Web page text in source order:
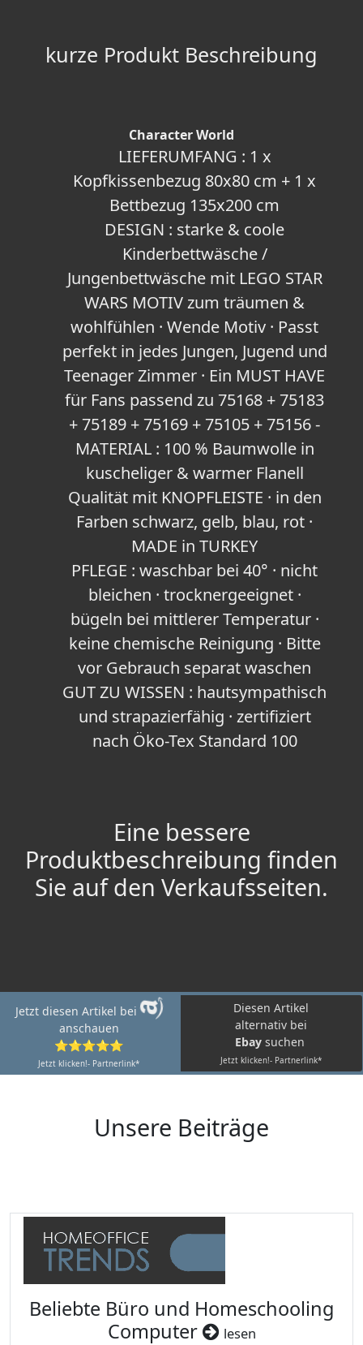
kurze Produkt Beschreibung
Character World
LIEFERUMFANG : 1 x
Kopfkissenbezug 80x80 cm + 1 x
Bettbezug 135x200 cm
DESIGN : starke & coole
Kinderbettwäsche /
Jungenbettwäsche mit LEGO STAR
WARS MOTIV zum träumen &
wohlfühlen · Wende Motiv · Passt
perfekt in jedes Jungen, Jugend und
Teenager Zimmer · Ein MUST HAVE
für Fans passend zu 75168 + 75183
+ 75189 + 75169 + 75105 + 75156 -
MATERIAL : 100 % Baumwolle in
kuscheliger & warmer Flanell
Qualität mit KNOPFLEISTE · in den
Farben schwarz, gelb, blau, rot ·
MADE in TURKEY
PFLEGE : waschbar bei 40° · nicht
bleichen · trocknergeeignet ·
bügeln bei mittlerer Temperatur ·
keine chemische Reinigung · Bitte
vor Gebrauch separat waschen
GUT ZU WISSEN : hautsympathisch
und strapazierfähig · zertifiziert
nach Öko-Tex Standard 100
Eine bessere
Produktbeschreibung finden
Sie auf den Verkaufsseiten.
Jetzt diesen Artikel bei
anschauen
⭐⭐⭐⭐⭐
Jetzt klicken!- Partnerlink*
Diesen Artikel
alternativ bei
Ebay suchen
Jetzt klicken!- Partnerlink*
Unsere Beiträge
Beliebte Büro und Homeschooling
Computer
lesen